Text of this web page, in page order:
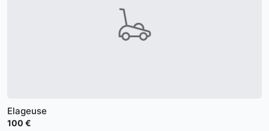
Elageuse
100 €